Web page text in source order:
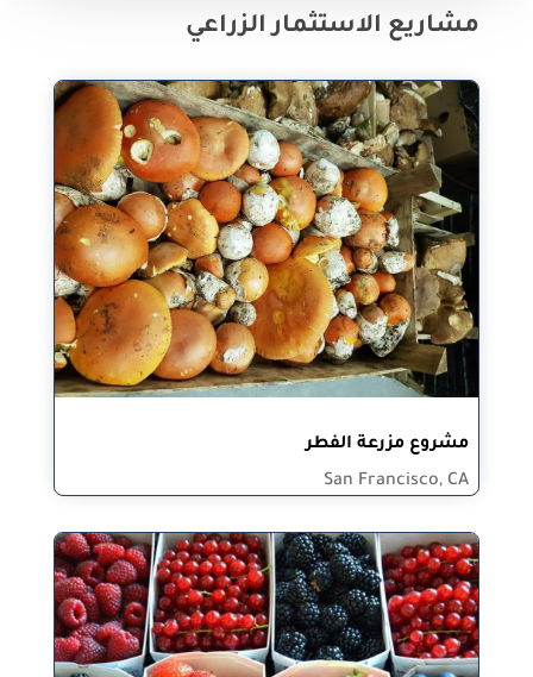
مشاريع الاستثمار الزراعي
مشروع مزرعة الفطر
San Francisco, CA